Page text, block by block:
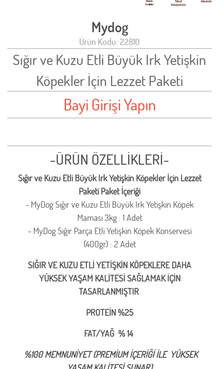
Mydog
Ürün Kodu: 22810
Sığır ve Kuzu Etli Büyük Irk Yetişkin
Köpekler İçin Lezzet Paketi
Bayi Girişi Yapın
-ÜRÜN ÖZELLİKLERİ-
Sığır ve Kuzu Etli Büyük Irk Yetişkin Köpekler İçin Lezzet
Paketi Paket İçeriği
- MyDog Sığır ve Kuzu Etli Büyük Irk Yetişkin Köpek
Maması 3kg : 1 Adet
- MyDog Sığır Parça Etli Yetişkin Köpek Konservesi
(400gr) : 2 Adet
SIĞIR VE KUZU ETLİ YETİŞKİN KÖPEKLERE DAHA
YÜKSEK YAŞAM KALİTESİ SAĞLAMAK İÇİN
TASARLANMIŞTIR.
PROTEİN %25
FAT/YAĞ % 14
%100 MEMNUNİYET (PREMİUM İÇERİĞİ İLE YÜKSEK